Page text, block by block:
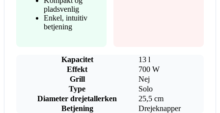
pladsvenlig
Enkel, intuitiv
betjening
Kapacitet
13 l
Effekt
700 W
Grill
Nej
Type
Solo
Diameter drejetallerken
25,5 cm
Betjening
Drejeknapper